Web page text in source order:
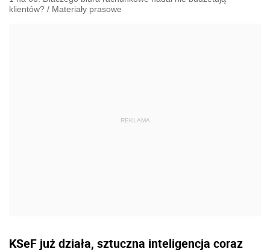
klientów? / Materiały prasowe
KSeF już działa, sztuczna inteligencja coraz